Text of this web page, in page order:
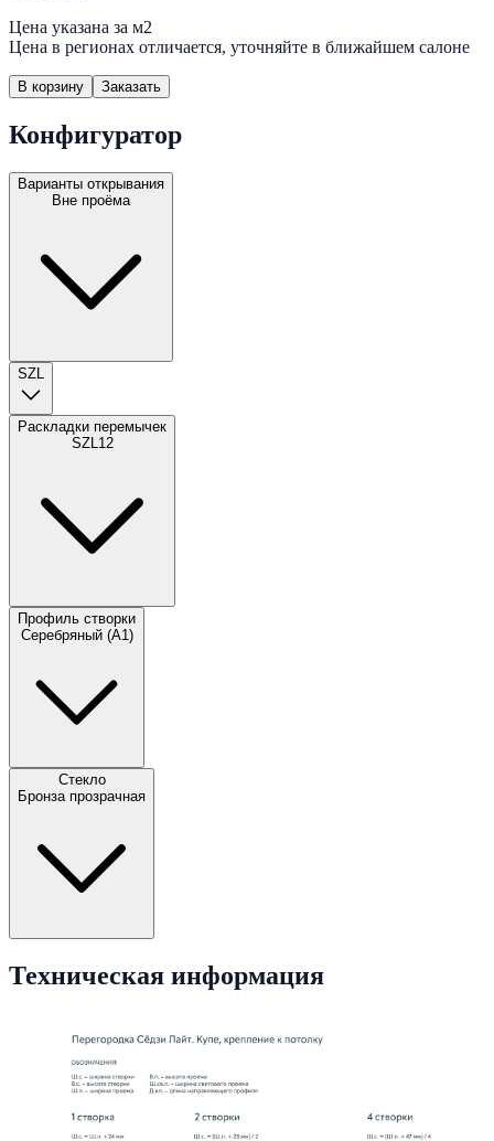
Цена указана за м2
Цена в регионах отличается, уточняйте в ближайшем салоне
В корзину Заказать
Конфигуратор
Варианты открывания
Вне проёма
SZL
Раскладки перемычек
SZL12
Профиль створки
Серебряный (A1)
Стекло
Бронза прозрачная
Техническая информация